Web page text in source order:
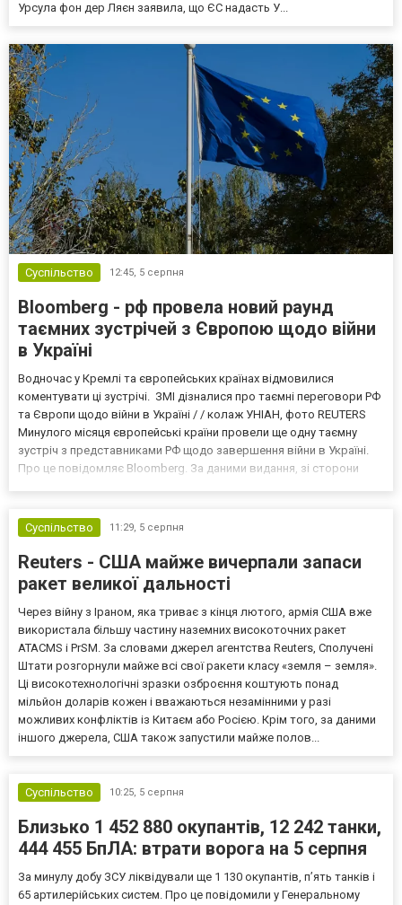
Урсула фон дер Ляєн заявила, що ЄС надасть У...
Суспільство 12:45, 5 серпня
Bloomberg - рф провела новий раунд
таємних зустрічей з Європою щодо війни
в Україні
Водночас у Кремлі та європейських країнах відмовилися
коментувати ці зустрічі. ЗМІ дізналися про таємні переговори РФ
та Європи щодо війни в Україні / / колаж УНІАН, фото REUTERS
Минулого місяця європейські країни провели ще одну таємну
зустріч з представниками РФ щодо завершення війни в Україні.
Про це повідомляє Bloomberg. За даними видання, зі сторони
Суспільство
11:29, 5 серпня
Reuters - США майже вичерпали запаси
ракет великої дальності
Через війну з Іраном, яка триває з кінця лютого, армія США вже
використала більшу частину наземних високоточних ракет
ATACMS і PrSM. За словами джерел агентства Reuters, Сполучені
Штати розгорнули майже всі свої ракети класу «земля – земля».
Ці високотехнологічні зразки озброєння коштують понад
мільйон доларів кожен і вважаються незамінними у разі
можливих конфліктів із Китаєм або Росією. Крім того, за даними
іншого джерела, США також запустили майже полов...
Суспільство 10:25, 5 серпня
Близько 1 452 880 окупантів, 12 242 танки,
444 455 БпЛА: втрати ворога на 5 серпня
За минулу добу ЗСУ ліквідували ще 1 130 окупантів, пʼять танків і
65 артилерійських систем. Про це повідомили у Генеральному